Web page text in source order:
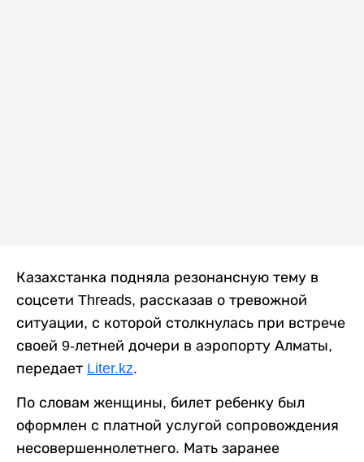
Казахстанка подняла резонансную тему в
соцсети Threads, рассказав о тревожной
ситуации, с которой столкнулась при встрече
своей 9-летней дочери в аэропорту Алматы,
передает Liter.kz.
По словам женщины, билет ребенку был
оформлен с платной услугой сопровождения
несовершеннолетнего. Мать заранее